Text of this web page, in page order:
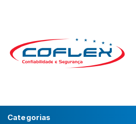
Categorias